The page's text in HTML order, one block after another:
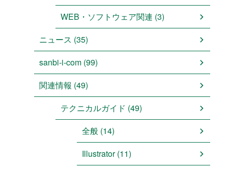
WEB・ソフトウェア関連 (3)
ニュース (35)
sanbi-i-com (99)
関連情報 (49)
テクニカルガイド (49)
全般 (14)
Illustrator (11)